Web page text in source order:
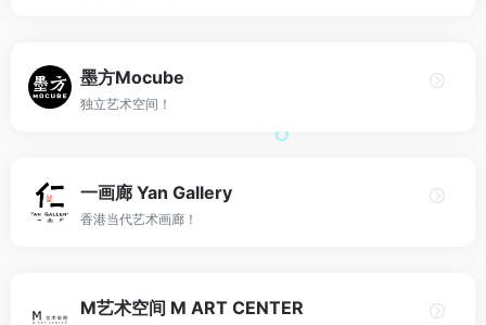
墨方Mocube
独立艺术空间！
一画廊 Yan Gallery
香港当代艺术画廊！
M艺术空间 M ART CENTER